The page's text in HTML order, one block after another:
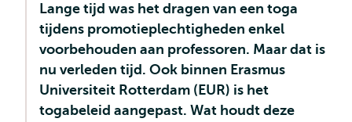
Lange tijd was het dragen van een toga
tijdens promotieplechtigheden enkel
voorbehouden aan professoren. Maar dat is
nu verleden tijd. Ook binnen Erasmus
Universiteit Rotterdam (EUR) is het
togabeleid aangepast. Wat houdt deze